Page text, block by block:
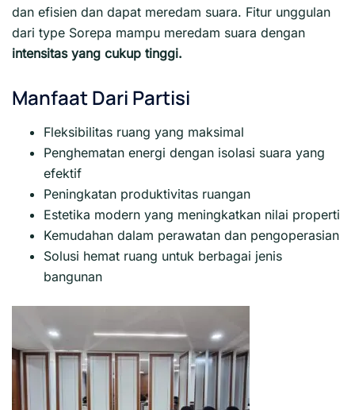
dan efisien dan dapat meredam suara. Fitur unggulan
dari type Sorepa mampu meredam suara dengan
intensitas yang cukup tinggi.
Manfaat Dari Partisi
Fleksibilitas ruang yang maksimal
Penghematan energi dengan isolasi suara yang
efektif
Peningkatan produktivitas ruangan
Estetika modern yang meningkatkan nilai properti
Kemudahan dalam perawatan dan pengoperasian
Solusi hemat ruang untuk berbagai jenis
bangunan